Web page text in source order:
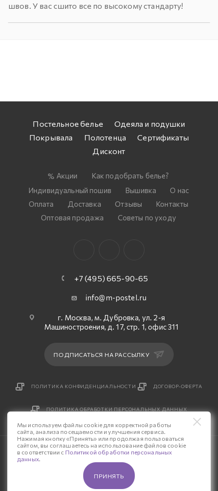
швов. У вас сшито все по высокому стандарту!
Постельное белье
Одеяла и подушки
Покрывала
Полотенца
Сертификаты
Дисконт
Акции
Как подобрать белье?
Индивидуальный пошив
Вышивка
О нас
Оплата
Доставка Отзывы
Контакты
Оптовая продажа
Советы по уходу
+7 (495) 665-90-65
info@m-postel.ru
г. Москва, м. Дубровка, ул. 2-я
Машиностроения, д. 17, стр. 1, офис 311
ПОДПИСАТЬСЯ НА РАССЫЛКУ
ПОЛИТИКА КОНФИДЕНЦИАЛЬНОСТИ ДОГОВОР-ОФЕРТА
ПОЛИТИКА ОБРАБОТКИ ПЕРСОНАЛЬНЫХ ДАННЫХ
© 2026 Интернет-магазин «М-Постель».
Разработка сайта — «Четвертый Рим»
Мы используем файлы cookie для корректной работы
сайта, анализа посещаемости и улучшения сервиса.
Нажимая кнопку «Принять» или продолжая пользоваться
сайтом, вы соглашаетесь на использование файлов cookie
в соответствии с Политикой обработки персональных
данных.
ПРИНЯТЬ